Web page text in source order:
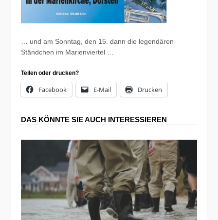
… und am Sonntag, den 15. dann die legendären
Ständchen im Marienviertel …
Teilen oder drucken?
Facebook E-Mail Drucken
DAS KÖNNTE SIE AUCH INTERESSIEREN